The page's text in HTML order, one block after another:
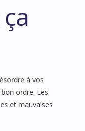
à vos
ordre. Les
et mauvaises